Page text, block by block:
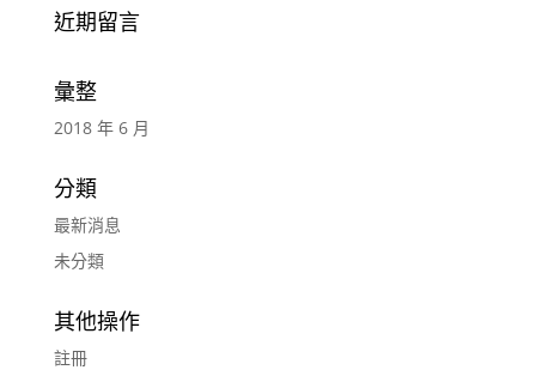
近期留言
彙整
2018 年 6 月
分類
最新消息
未分類
其他操作
註冊